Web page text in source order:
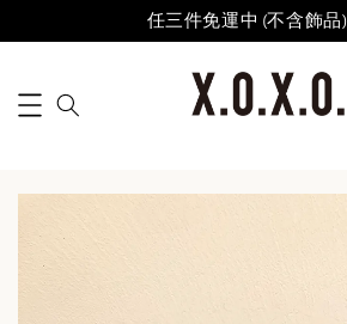
任三件免運中 (不含飾品)